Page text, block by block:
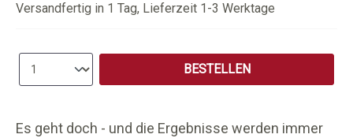
Es geht doch - und die Ergebnisse werden immer
Versandfertig in 1 Tag, Lieferzeit 1-3 Werktage
Produkt Anzahl: Gib den gewünschten
BESTELLEN